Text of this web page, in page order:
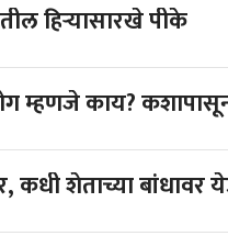
हिऱ्यासारखे पीके
म्हणजे काय?
कधी शेताच्या बांधावर